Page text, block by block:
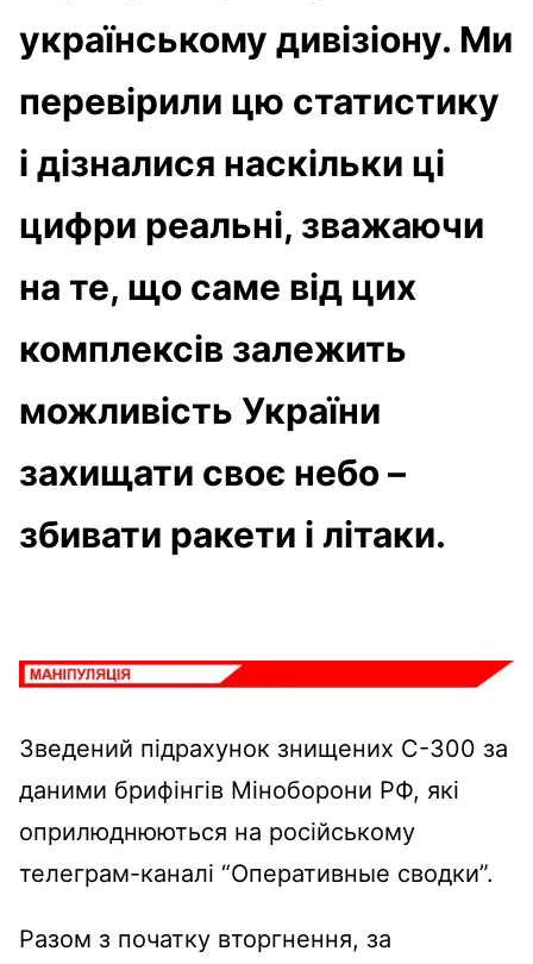
українському дивізіону. Ми
перевірили цю статистику
і дізналися наскільки ці
цифри реальні, зважаючи
на те, що саме від цих
комплексів залежить
можливість України
захищати своє небо –
збивати ракети і літаки.
Зведений підрахунок знищених С-300 за
даними брифінгів Міноборони РФ, які
оприлюднюються на російському
телеграм-каналі “Оперативные сводки”.
Разом з початку вторгнення, за